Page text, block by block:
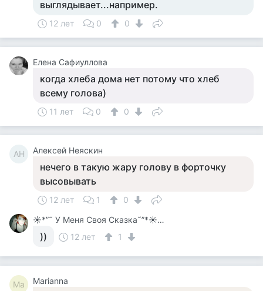
выглядывает...например.
12 лет 0 0
Елена Сафиуллова
когда хлеба дома нет потому что хлеб
всему голова)
11 лет 0 0
АН Алексей Неяскин
нечего в такую жару голову в форточку
высовывать
12 лет 1
0
☀*”˜ У Меня Своя Сказка˜”*☀ 望美 – Nodzomi
)) 12 лет 1
Ma Marianna